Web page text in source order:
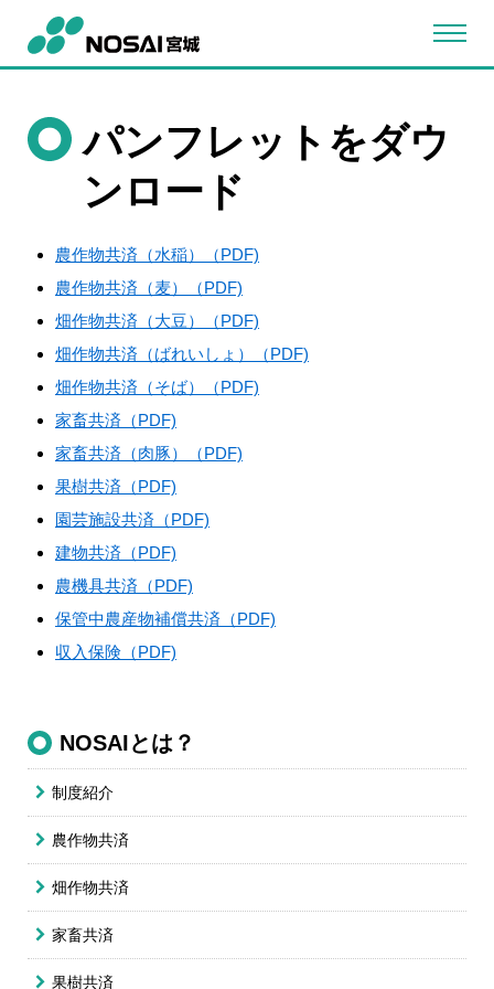
パンフレットをダウ
ンロード
農作物共済（水稲）（PDF)
農作物共済（麦）（PDF)
畑作物共済（大豆）（PDF)
畑作物共済（ばれいしょ）（PDF)
畑作物共済（そば）（PDF)
家畜共済（PDF)
家畜共済（肉豚）（PDF)
果樹共済（PDF)
園芸施設共済（PDF)
建物共済（PDF)
農機具共済（PDF)
保管中農産物補償共済（PDF)
収入保険（PDF)
NOSAIとは？
制度紹介
農作物共済
畑作物共済
家畜共済
果樹共済